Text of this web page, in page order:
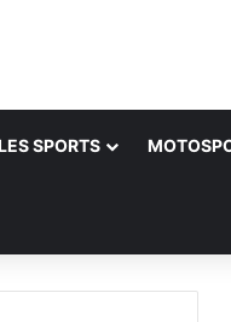
SPORTS